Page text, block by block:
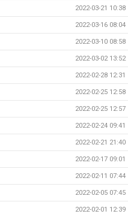
2022-03-21 10:38
2022-03-16 08:04
2022-03-10 08:58
2022-03-02 13:52
2022-02-28 12:31
2022-02-25 12:58
2022-02-25 12:57
2022-02-24 09:41
2022-02-21 21:40
2022-02-17 09:01
2022-02-11 07:44
2022-02-05 07:45
2022-02-01 12:39